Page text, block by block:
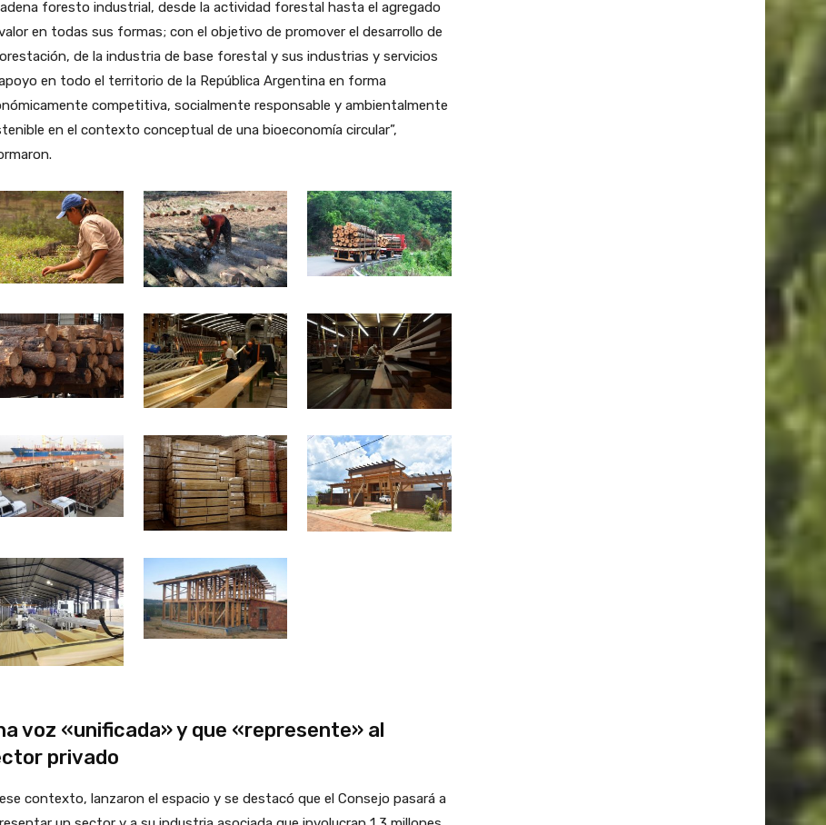
foresto industrial, desde la actividad forestal hasta el agregado
en todas sus formas; con el objetivo de promover el desarrollo de
de la industria de base forestal y sus industrias y servicios
en todo el territorio de la República Argentina en forma
competitiva, socialmente responsable y ambientalmente
en el contexto conceptual de una bioeconomía circular”,
voz «unificada» y que «represente» al
privado
contexto, lanzaron el espacio y se destacó que el Consejo pasará a